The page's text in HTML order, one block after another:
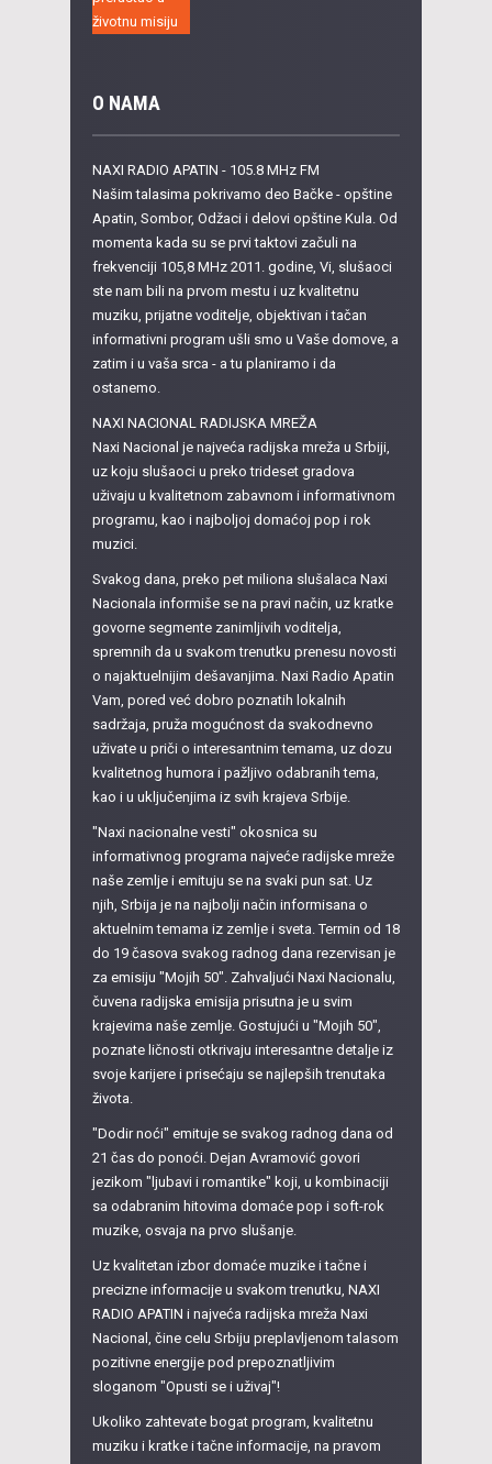
O NAMA
NAXI RADIO APATIN - 105.8 MHz FM
Našim talasima pokrivamo deo Bačke - opštine
Apatin, Sombor, Odžaci i delovi opštine Kula. Od
momenta kada su se prvi taktovi začuli na
frekvenciji 105,8 MHz 2011. godine, Vi, slušaoci
ste nam bili na prvom mestu i uz kvalitetnu
muziku, prijatne voditelje, objektivan i tačan
informativni program ušli smo u Vaše domove, a
zatim i u vaša srca - a tu planiramo i da
ostanemo.
NAXI NACIONAL RADIJSKA MREŽA
Naxi Nacional je najveća radijska mreža u Srbiji,
uz koju slušaoci u preko trideset gradova
uživaju u kvalitetnom zabavnom i informativnom
programu, kao i najboljoj domaćoj pop i rok
muzici.
Svakog dana, preko pet miliona slušalaca Naxi
Nacionala informiše se na pravi način, uz kratke
govorne segmente zanimljivih voditelja,
spremnih da u svakom trenutku prenesu novosti
o najaktuelnijim dešavanjima. Naxi Radio Apatin
Vam, pored već dobro poznatih lokalnih
sadržaja, pruža mogućnost da svakodnevno
uživate u priči o interesantnim temama, uz dozu
kvalitetnog humora i pažljivo odabranih tema,
kao i u uključenjima iz svih krajeva Srbije.
"Naxi nacionalne vesti" okosnica su
informativnog programa najveće radijske mreže
naše zemlje i emituju se na svaki pun sat. Uz
njih, Srbija je na najbolji način informisana o
aktuelnim temama iz zemlje i sveta. Termin od 18
do 19 časova svakog radnog dana rezervisan je
za emisiju "Mojih 50". Zahvaljući Naxi Nacionalu,
čuvena radijska emisija prisutna je u svim
krajevima naše zemlje. Gostujući u "Mojih 50",
poznate ličnosti otkrivaju interesantne detalje iz
svoje karijere i prisećaju se najlepših trenutaka
života.
"Dodir noći" emituje se svakog radnog dana od
21 čas do ponoći. Dejan Avramović govori
jezikom "ljubavi i romantike" koji, u kombinaciji
sa odabranim hitovima domaće pop i soft-rok
muzike, osvaja na prvo slušanje.
Uz kvalitetan izbor domaće muzike i tačne i
precizne informacije u svakom trenutku, NAXI
RADIO APATIN i najveća radijska mreža Naxi
Nacional, čine celu Srbiju preplavljenom talasom
pozitivne energije pod prepoznatljivim
sloganom "Opusti se i uživaj"!
Ukoliko zahtevate bogat program, kvalitetnu
muziku i kratke i tačne informacije, na pravom